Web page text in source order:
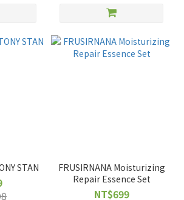
STAN
FRUSIRNANA Moisturizing
Repair Essence Set
NT$699